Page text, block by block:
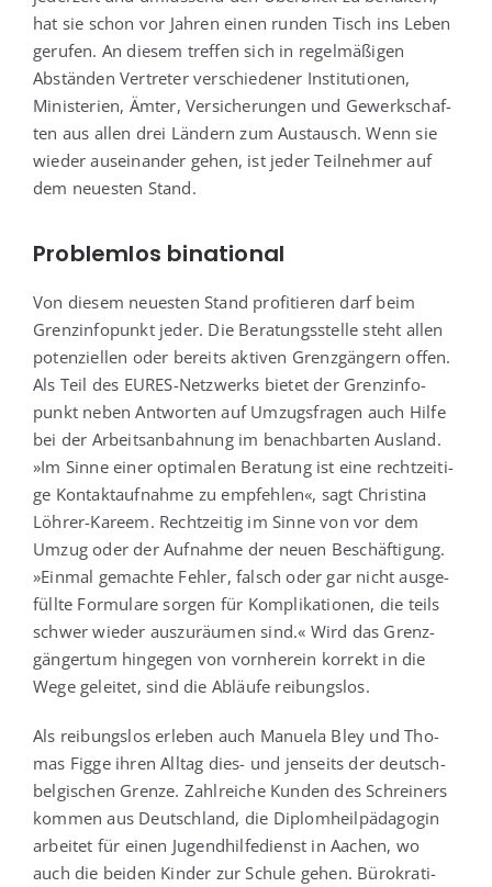
hat sie schon vor Jah­ren einen run­den Tisch ins Leben
geru­fen. An die­sem tref­fen sich in regel­mä­ßi­gen
Abstän­den Ver­tre­ter ver­schie­de­ner Insti­tu­tio­nen,
Minis­te­ri­en, Ämter, Ver­si­che­run­gen und Gewerk­schaf­
ten aus allen drei Län­dern zum Aus­tausch. Wenn sie
wie­der aus­ein­an­der gehen, ist jeder Teil­neh­mer auf
dem neu­es­ten Stand.
Problemlos binational
Von die­sem neu­es­ten Stand pro­fi­tie­ren darf beim
Grenz­in­fo­punkt jeder. Die Bera­tungs­stel­le steht allen
poten­zi­el­len oder bereits akti­ven Grenz­gän­gern offen.
Als Teil des EURES-Netz­werks bie­tet der Grenz­in­fo­
punkt neben Ant­wor­ten auf Umzugs­fra­gen auch Hil­fe
bei der Arbeits­an­bah­nung im benach­bar­ten Aus­land.
»Im Sin­ne einer opti­ma­len Bera­tung ist eine recht­zei­ti­
ge Kon­takt­auf­nah­me zu emp­feh­len«, sagt Chris­ti­na
Löh­rer-Kareem. Recht­zei­tig im Sin­ne von vor dem
Umzug oder der Auf­nah­me der neu­en Beschäf­ti­gung.
»Ein­mal gemach­te Feh­ler, falsch oder gar nicht aus­ge­
füll­te For­mu­la­re sor­gen für Kom­pli­ka­tio­nen, die teils
schwer wie­der aus­zu­räu­men sind.« Wird das Grenz­
gän­ger­tum hin­ge­gen von vorn­her­ein kor­rekt in die
Wege gelei­tet, sind die Abläu­fe reibungslos.
Als rei­bungs­los erle­ben auch Manue­la Bley und Tho­
mas Fig­ge ihren All­tag dies- und jen­seits der deutsch-
bel­gi­schen Gren­ze. Zahl­rei­che Kun­den des Schrei­ners
kom­men aus Deutsch­land, die Diplom­heil­päd­ago­gin
arbei­tet für einen Jugend­hil­fe­dienst in Aachen, wo
auch die bei­den Kin­der zur Schu­le gehen. Büro­kra­ti­